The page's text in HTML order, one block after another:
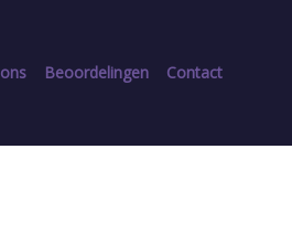
Beoordelingen Contact